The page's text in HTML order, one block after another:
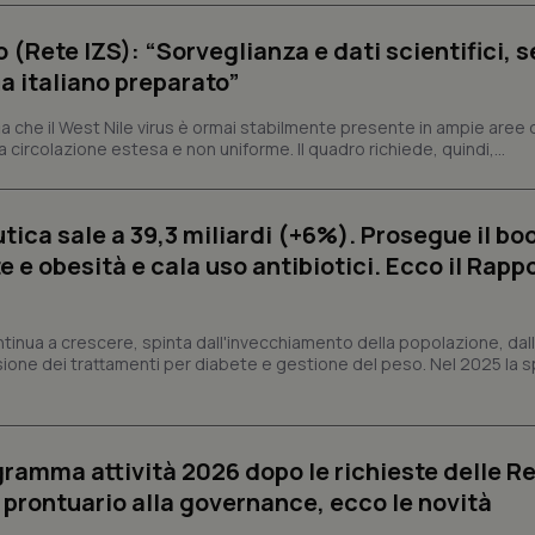
(Rete IZS): “Sorveglianza e dati scientifici,
italiano preparato”
che il West Nile virus è ormai stabilmente presente in ampie aree
estesa e non uniforme. Il quadro richiede, quindi,...
sale a 39,3 miliardi (+6%). Prosegue il
e obesità e cala uso antibiotici. Ecco il
a crescere, spinta dall'invecchiamento della popolazione,
dei trattamenti per diabete e gestione del peso. Nel 2025 la
attività 2026 dopo le richieste delle
alla governance, ecco le novità
dei cookie di Cookie-Script.com
www.quotidianosanita.it
4
Questo cookie è impostato
www.quotidianosanita.it
4
settimane
2 giorni
Questo cookie è impostato
assegnare un identificatore
1 anno 1
Questo nome di cookie è
significativo del servizio di
utilizzato da Google. Questo
per distinguere utenti unici
generato in modo casuale come
PHP.net
Sessione
Cookie generato da applicazioni
generato in modo casuale, il
buon esempio è mantenere uno
un utente tra le pagine.
.quotidianosanita.it
1 anno 1
Questo cookie viene utilizzato da